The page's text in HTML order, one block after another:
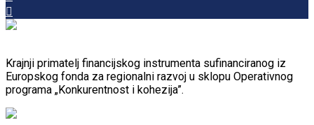
Krajnji primatelj financijskog instrumenta sufinanciranog iz
Europskog fonda za regionalni razvoj u sklopu Operativnog
programa „Konkurentnost i kohezija”.